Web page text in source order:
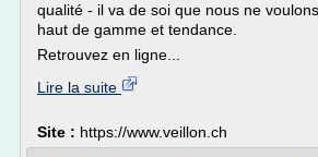
qualité - il va de soi que nous ne
haut de gamme et tendance.
Retrouvez en ligne...
Lire la suite
Site : https://www.veillon.ch